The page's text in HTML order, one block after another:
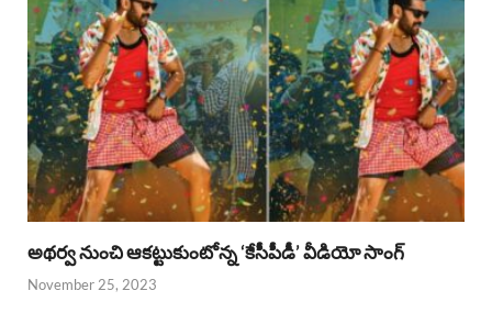
అథర్వ నుంచి ఆకట్టుకుంటోన్న ‘కేసీపీడీ’ వీడియో సాంగ్
November 25, 2023